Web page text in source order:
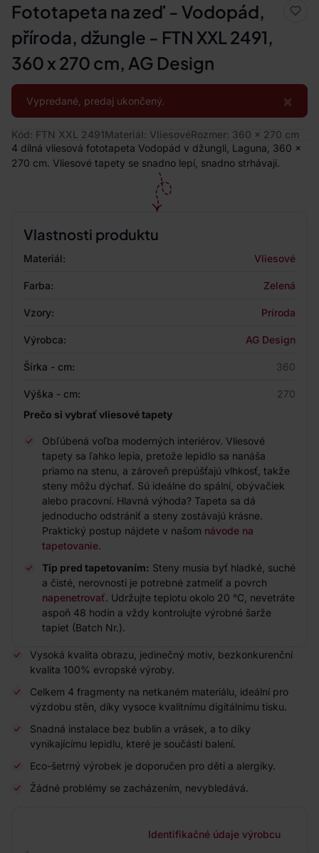
Fototapeta na zeď - Vodopád,
příroda, džungle - FTN XXL 2491,
360 x 270 cm, AG Design
×
Vypredané, predaj ukončený.
Kód: FTN XXL 2491Materiál: VliesovéRozmer: 360 x 270 cm
4 dílná vliesová fototapeta Vodopád v džungli, Laguna, 360 x
270 cm. Vliesové tapety se snadno lepí, snadno strhávají.
Vlastnosti produktu
Materiál: Vliesové
Farba: Zelená
Vzory: Príroda
Výrobca: AG Design
Šírka - cm: 360
Výška - cm:
270
Prečo si vybrať vliesové tapety
Obľúbená voľba moderných interiérov. Vliesové
tapety sa ľahko lepia, pretože lepidlo sa nanáša
priamo na stenu, a zároveň prepúšťajú vlhkosť, takže
steny môžu dýchať. Sú ideálne do spální, obývačiek
alebo pracovní. Hlavná výhoda? Tapeta sa dá
jednoducho odstrániť a steny zostávajú krásne.
Praktický postup nájdete v našom návode na
tapetovanie.
Tip pred tapetovaním: Steny musia byť hladké, suché
a čisté, nerovnosti je potrebné zatmeliť a povrch
napenetrovať. Udržujte teplotu okolo 20 °C, nevetráte
aspoň 48 hodín a vždy kontrolujte výrobné šarže
tapiet (Batch Nr.).
Vysoká kvalita obrazu, jedinečný motiv, bezkonkurenční
kvalita 100% evropské výroby.
Celkem 4 fragmenty na netkaném materiálu, ideální pro
výzdobu stěn, díky vysoce kvalitnímu digitálnímu tisku.
Snadná instalace bez bublin a vrásek, a to díky
vynikajícímu lepidlu, které je součástí balení.
Eco-šetrný výrobek je doporučen pro děti a alergiky.
Žádné problémy se zacházením, nevybledává.
Identifikačné údaje výrobcu